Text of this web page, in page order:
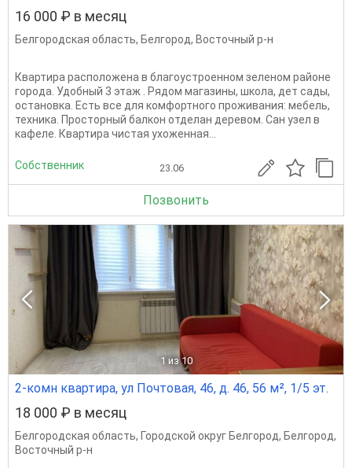
16 000 ₽ в месяц
Белгородская область, Белгород, Восточный р-н
Квартира расположена в благоустроенном зеленом районе
города. Удобный 3 этаж . Рядом магазины, школа, дет сады,
остановка. Есть все для комфортного проживания: мебель,
техника. Просторный балкон отделан деревом. Сан узел в
кафеле. Квартира чистая ухоженная...
Собственник 23.06
Позвонить
1 из 10
2-комн квартира, ул Почтовая, 46, д. 46, 56 м², 1/5 эт.
18 000 ₽ в месяц
Белгородская область, Городской округ Белгород, Белгород,
Восточный р-н